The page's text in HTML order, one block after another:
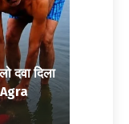
दवा दिला